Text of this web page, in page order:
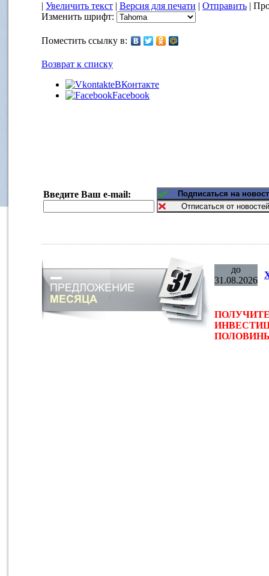
| Увеличить текст | Версия для печати | Отправить |
Изменить шрифт:
Поместить ссылку в:
Возврат к списку
ВКонтакте
Facebook
Введите Ваш e-mail:
до
31.08.2026
ПОЛОВИНЫ